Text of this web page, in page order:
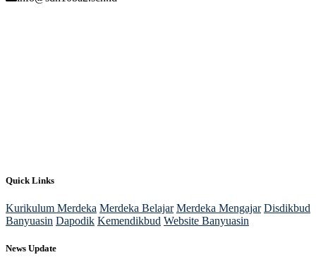
Quick Links
Kurikulum Merdeka Merdeka Belajar Merdeka Mengajar Disdikbud
Banyuasin Dapodik Kemendikbud Website Banyuasin
News Update